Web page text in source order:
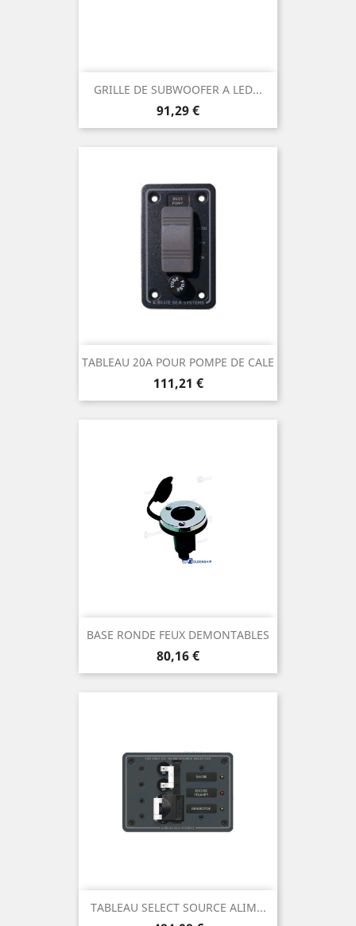
GRILLE DE SUBWOOFER A LED...
Prix
91,29 €
TABLEAU 20A POUR POMPE DE CALE
Prix
111,21 €
BASE RONDE FEUX DEMONTABLES
Prix
80,16 €
TABLEAU SELECT SOURCE ALIM...